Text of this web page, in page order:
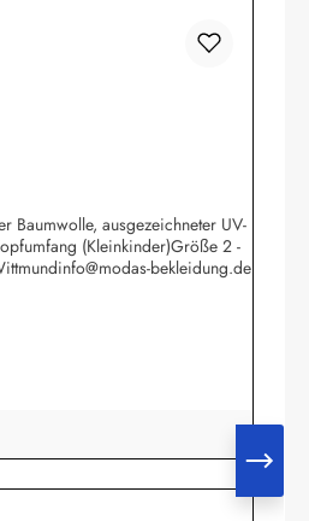
Baumwolle, ausgezeichneter UV-
(Kleinkinder)Größe 2 -
bekleidung.de